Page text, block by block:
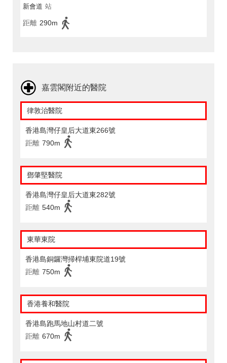
新會道 站
距離 290m
嘉雲閣附近的醫院
律敦治醫院
香港島灣仔皇后大道東266號
距離 790m
鄧肇堅醫院
香港島灣仔皇后大道東282號
距離 540m
東華東院
香港島銅鑼灣掃桿埔東院道19號
距離 750m
香港養和醫院
香港島跑馬地山村道二號
距離 670m